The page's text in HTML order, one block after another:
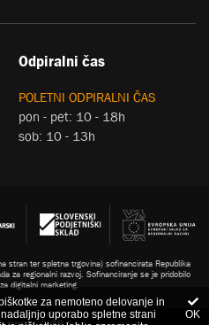
Odpiralni čas
POLETNI ODPIRALNI ČAS
pon - pet: 10 - 18h
sob: 10 - 13h
stran ter spletna trgovina) sofinancirata Republika
za regionalni razvoj. Sofinanciranje se je pridobilo
digitalni marketing.
za nemoteno delovanje in
uporabo spletne strani
OK